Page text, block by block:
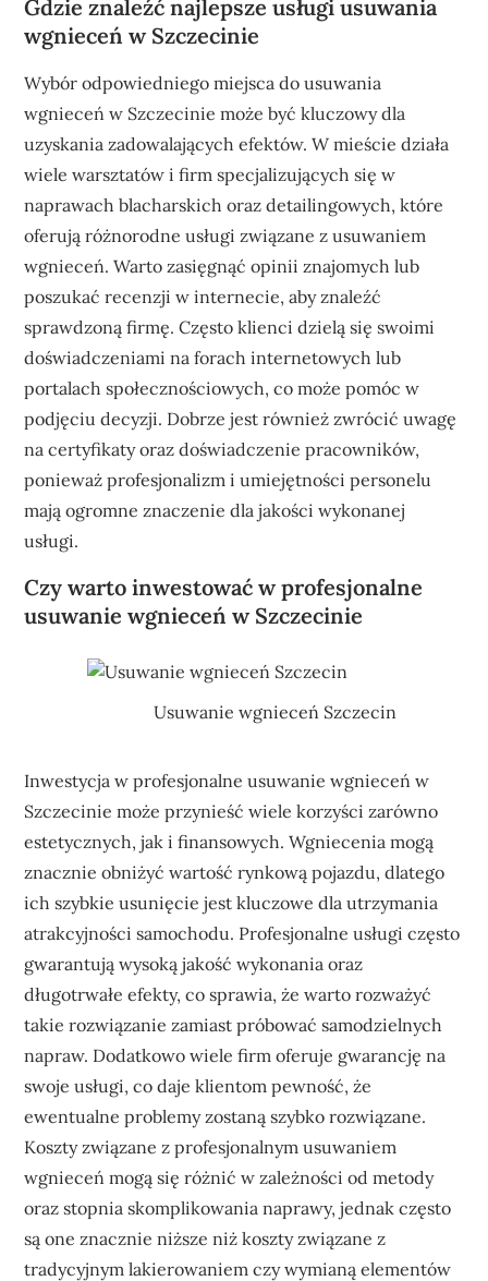
Gdzie znaleźć najlepsze usługi usuwania
wgnieceń w Szczecinie
Wybór odpowiedniego miejsca do usuwania
wgnieceń w Szczecinie może być kluczowy dla
uzyskania zadowalających efektów. W mieście działa
wiele warsztatów i firm specjalizujących się w
naprawach blacharskich oraz detailingowych, które
oferują różnorodne usługi związane z usuwaniem
wgnieceń. Warto zasięgnąć opinii znajomych lub
poszukać recenzji w internecie, aby znaleźć
sprawdzoną firmę. Często klienci dzielą się swoimi
doświadczeniami na forach internetowych lub
portalach społecznościowych, co może pomóc w
podjęciu decyzji. Dobrze jest również zwrócić uwagę
na certyfikaty oraz doświadczenie pracowników,
ponieważ profesjonalizm i umiejętności personelu
mają ogromne znaczenie dla jakości wykonanej
usługi.
Czy warto inwestować w profesjonalne
usuwanie wgnieceń w Szczecinie
Usuwanie wgnieceń Szczecin
Inwestycja w profesjonalne usuwanie wgnieceń w
Szczecinie może przynieść wiele korzyści zarówno
estetycznych, jak i finansowych. Wgniecenia mogą
znacznie obniżyć wartość rynkową pojazdu, dlatego
ich szybkie usunięcie jest kluczowe dla utrzymania
atrakcyjności samochodu. Profesjonalne usługi często
gwarantują wysoką jakość wykonania oraz
długotrwałe efekty, co sprawia, że warto rozważyć
takie rozwiązanie zamiast próbować samodzielnych
napraw. Dodatkowo wiele firm oferuje gwarancję na
swoje usługi, co daje klientom pewność, że
ewentualne problemy zostaną szybko rozwiązane.
Koszty związane z profesjonalnym usuwaniem
wgnieceń mogą się różnić w zależności od metody
oraz stopnia skomplikowania naprawy, jednak często
są one znacznie niższe niż koszty związane z
tradycyjnym lakierowaniem czy wymianą elementów